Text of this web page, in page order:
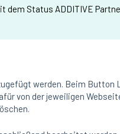
dem Status ADDITIVE
werden. Beim Button
von der jeweiligen